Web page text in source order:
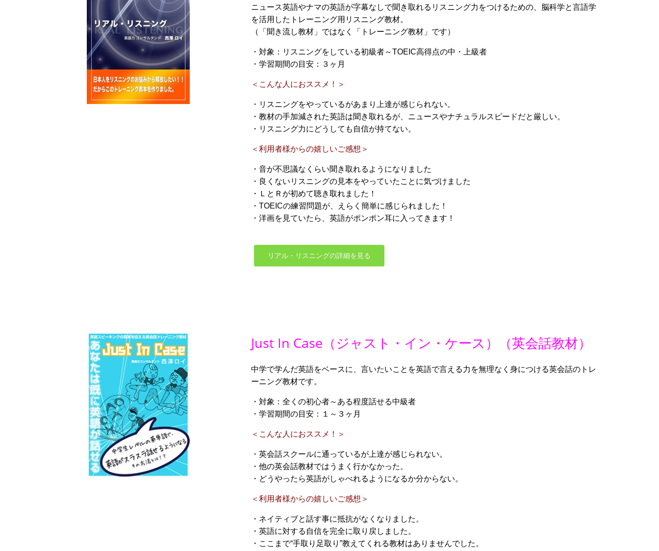
ニュース英語やナマの英語が字幕なしで聞き取れるリスニング力をつけるための、脳科学と言語学
を活用したトレーニング用リスニング教材。
（「聞き流し教材」ではなく「トレーニング教材」です）
・対象：リスニングをしている初級者～TOEIC高得点の中・上級者
・学習期間の目安：３ヶ月
＜こんな人におススメ！＞
・リスニングをやっているがあまり上達が感じられない。
・教材の手加減された英語は聞き取れるが、ニュースやナチュラルスピードだと厳しい。
・リスニング力にどうしても自信が持てない。
＜利用者様からの嬉しいご感想＞
・音が不思議なくらい聞き取れるようになりました
・良くないリスニングの見本をやっていたことに気づけました
・ＬとＲが初めて聴き取れました！
・TOEICの練習問題が、えらく簡単に感じられました！
・洋画を見ていたら、英語がポンポン耳に入ってきます！
リアル・リスニングの詳細を見る
Just In Case（ジャスト・イン・ケース）（英会話教材）
中学で学んだ英語をベースに、言いたいことを英語で言える力を無理なく身につける英会話のトレ
ーニング教材です。
・対象：全くの初心者～ある程度話せる中級者
・学習期間の目安：１～３ヶ月
＜こんな人におススメ！＞
・英会話スクールに通っているが上達が感じられない。
・他の英会話教材ではうまく行かなかった。
・どうやったら英語がしゃべれるようになるか分からない。
＜利用者様からの嬉しいご感想＞
・ネイティブと話す事に抵抗がなくなりました。
・英語に対する自信を完全に取り戻しました。
・ここまで“手取り足取り”教えてくれる教材はありませんでした。